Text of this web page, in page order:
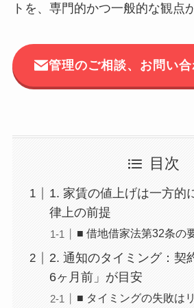
トを、専門的かつ一般的な観点
管理のご相談、お問い
目次
1. 家賃の値上げは一方的
律上の前提
■ 借地借家法第32条の
2. 通知のタイミング：契
6ヶ月前」が目安
■ タイミングの失敗は